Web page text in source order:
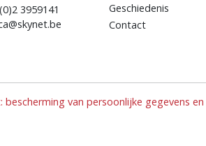
3959141
Geschiedenis
Contact
bescherming van persoonlijke gegevens